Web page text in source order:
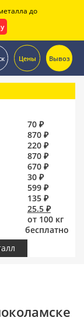
Цены Вывоз
70 ₽
870 ₽
220 ₽
870 ₽
670 ₽
30 ₽
599 ₽
135 ₽
25.5 ₽
от 100 кг
бесплатно
до